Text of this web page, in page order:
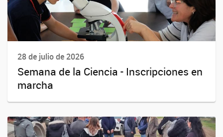
28 de julio de 2026
Semana de la Ciencia - Inscripciones en
marcha